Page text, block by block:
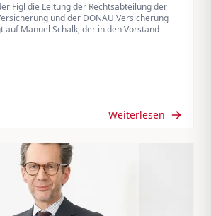
Figl die Leitung der Rechtsabteilung der
und der DONAU Versicherung
auf Manuel Schalk, der in den Vorstand
Weiterlesen